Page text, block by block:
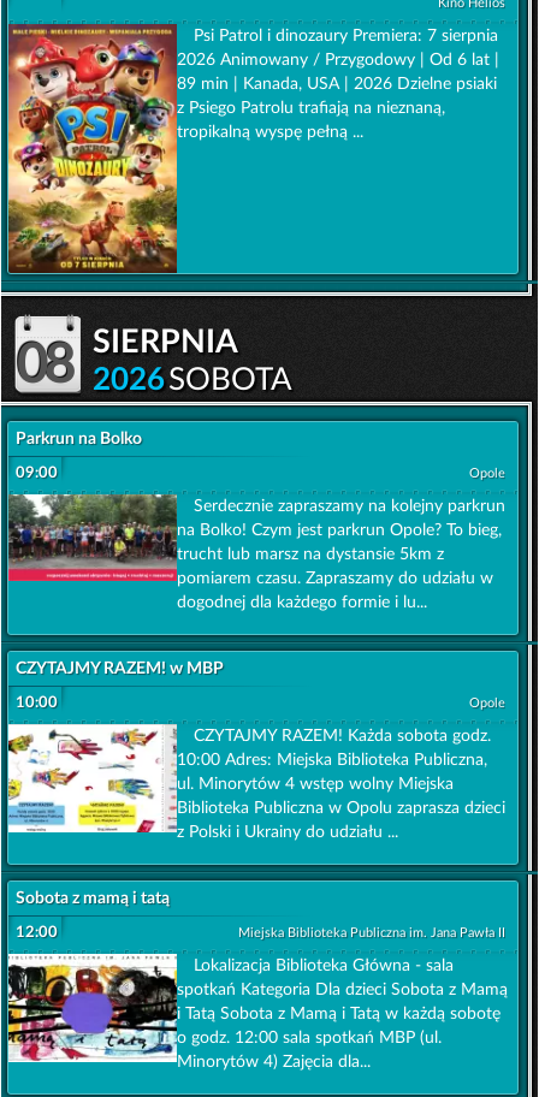
Kino Helios
Psi Patrol i dinozaury Premiera: 7 sierpnia
2026 Animowany / Przygodowy | Od 6 lat |
89 min | Kanada, USA | 2026 Dzielne psiaki
z Psiego Patrolu trafiają na nieznaną,
tropikalną wyspę pełną ...
08 sierpnia
2026SOBOTA
09:00
Parkrun na Bolko
Opole
Serdecznie zapraszamy na kolejny parkrun
na Bolko! Czym jest parkrun Opole? To bieg,
trucht lub marsz na dystansie 5km z
pomiarem czasu. Zapraszamy do udziału w
dogodnej dla każdego formie i lu...
10:00
CZYTAJMY RAZEM! w MBP
Opole
CZYTAJMY RAZEM! Każda sobota godz.
10:00 Adres: Miejska Biblioteka Publiczna,
ul. Minorytów 4 wstęp wolny Miejska
Biblioteka Publiczna w Opolu zaprasza dzieci
z Polski i Ukrainy do udziału ...
12:00
Sobota z mamą i tatą
Miejska Biblioteka Publiczna im. Jana Pawła II
Lokalizacja Biblioteka Główna - sala
spotkań Kategoria Dla dzieci Sobota z Mamą
i Tatą Sobota z Mamą i Tatą w każdą sobotę
o godz. 12:00 sala spotkań MBP (ul.
Minorytów 4) Zajęcia dla...